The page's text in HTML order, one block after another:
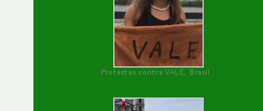
Protestas contra VALE, Brasil